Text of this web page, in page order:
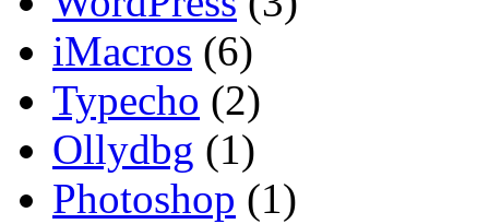
iMacros (6)
Typecho (2)
Ollydbg (1)
Photoshop (1)